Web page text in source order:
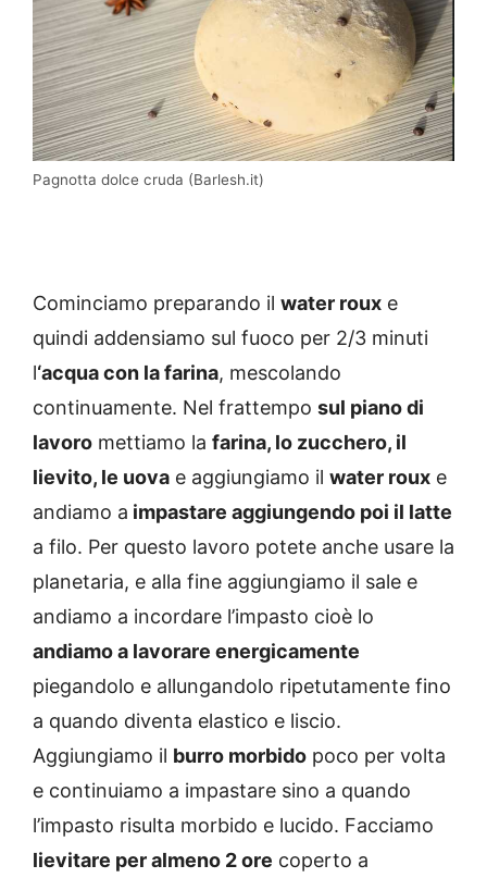
Pagnotta dolce cruda (Barlesh.it)
Cominciamo preparando il water roux e
quindi addensiamo sul fuoco per 2/3 minuti
l‘acqua con la farina, mescolando
continuamente. Nel frattempo sul piano di
lavoro mettiamo la farina, lo zucchero, il
lievito, le uova e aggiungiamo il water roux e
andiamo a impastare aggiungendo poi il latte
a filo. Per questo lavoro potete anche usare la
planetaria, e alla fine aggiungiamo il sale e
andiamo a incordare l’impasto cioè lo
andiamo a lavorare energicamente
piegandolo e allungandolo ripetutamente fino
a quando diventa elastico e liscio.
Aggiungiamo il burro morbido poco per volta
e continuiamo a impastare sino a quando
l’impasto risulta morbido e lucido. Facciamo
lievitare per almeno 2 ore coperto a